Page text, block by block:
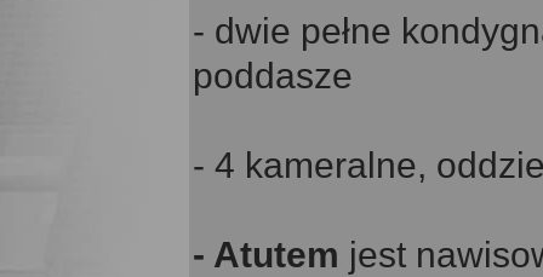
- dwie pełne
poddasze
- 4 kameralne,
- Atutem jest